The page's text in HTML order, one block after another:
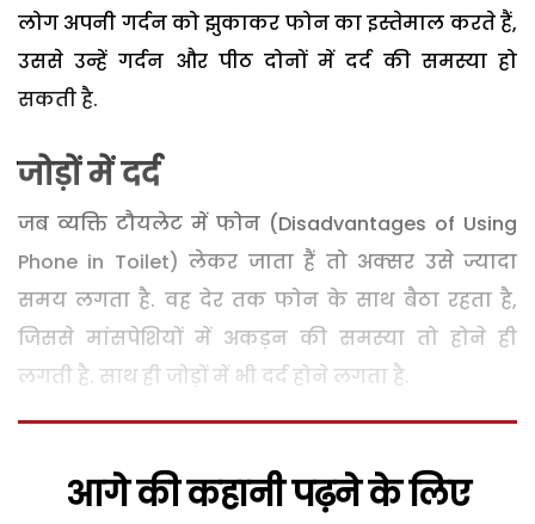
लोग अपनी गर्दन को झुकाकर फोन का इस्तेमाल करते हैं,
उससे उन्हें गर्दन और पीठ दोनों में दर्द की समस्या हो
सकती है.
जोड़ों में दर्द
जब व्यक्ति टौयलेट में फोन (Disadvantages of Using
Phone in Toilet) लेकर जाता हैं तो अक्सर उसे ज्यादा
समय लगता है. वह देर तक फोन के साथ बैठा रहता है,
जिससे मांसपेशियों में अकड़न की समस्या तो होने ही
लगती है. साथ ही जोड़ों में भी दर्द होने लगता है.
आगे की कहानी पढ़ने के लिए